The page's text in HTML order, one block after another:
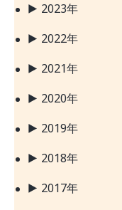
2023年
2022年
2021年
2020年
2019年
2018年
2017年